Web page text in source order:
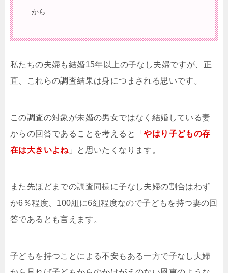
から
私たちの夫婦も結婚15年以上の子なし夫婦ですが、正
直、これらの調査結果は身につまされる思いです。
この調査の対象が未婚の男女ではなく結婚している妻
からの回答であることを考えると「やはり子どもの存
在は大きいよね 」と思いたくなります。
また先ほどまでの調査同様に子なし夫婦の割合はわず
か6％程度、100組に6組程度なので子どもを持つ妻の回
答であるとも言えます。
子どもを持つことによる不安もある一方で子なし夫婦